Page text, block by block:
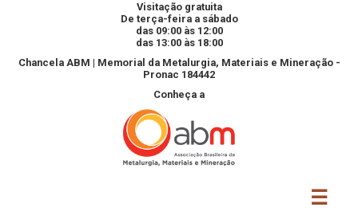
Visitação gratuita
De terça-feira a sábado
das 09:00 às 12:00
das 13:00 às 18:00
Chancela ABM | Memorial da Metalurgia, Materiais e Mineração -
Pronac 184442
Conheça a
☰